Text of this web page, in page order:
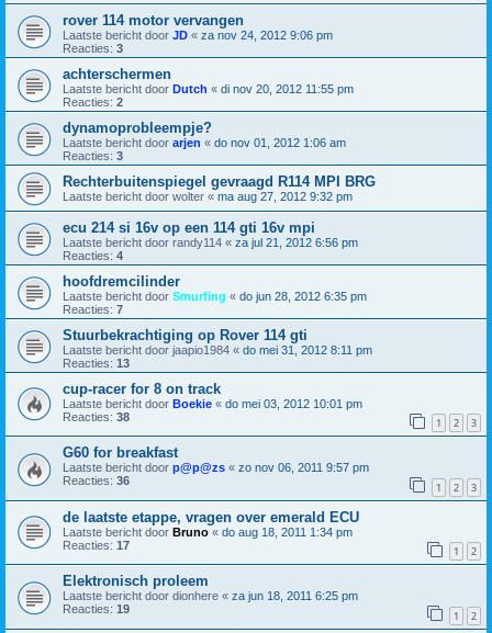
rover 114 motor vervangen
Laatste bericht door JD « za nov 24, 2012 9:06 pm
Reacties: 3
achterschermen
Laatste bericht door Dutch « di nov 20, 2012 11:55 pm
Reacties: 2
dynamoprobleempje?
Laatste bericht door arjen « do nov 01, 2012 1:06 am
Reacties: 3
Rechterbuitenspiegel gevraagd R114 MPI BRG
Laatste bericht door wolter « ma aug 27, 2012 9:32 pm
ecu 214 si 16v op een 114 gti 16v mpi
Laatste bericht door randy114 « za jul 21, 2012 6:56 pm
Reacties: 4
hoofdremcilinder
Laatste bericht door Smurfing « do jun 28, 2012 6:35 pm
Reacties: 7
Stuurbekrachtiging op Rover 114 gti
Laatste bericht door jaapio1984 « do mei 31, 2012 8:11 pm
Reacties: 13
cup-racer for 8 on track
Laatste bericht door Boekie « do mei 03, 2012 10:01 pm
Reacties: 38 1 2 3
G60 for breakfast
Laatste bericht door p@p@zs « zo nov 06, 2011 9:57 pm
Reacties: 36 1 2 3
de laatste etappe, vragen over emerald ECU
Laatste bericht door Bruno « do aug 18, 2011 1:34 pm
Reacties: 17 1 2
Elektronisch proleem
Laatste bericht door dionhere « za jun 18, 2011 6:25 pm
Reacties: 19 1 2